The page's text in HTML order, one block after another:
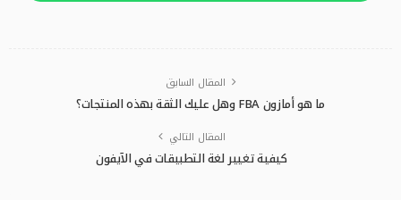
المقال السابق
ما هو أمازون FBA وهل عليك الثقة بهذه المنتجات؟
المقال التالي
كيفية تغيير لغة التطبيقات في الآيفون